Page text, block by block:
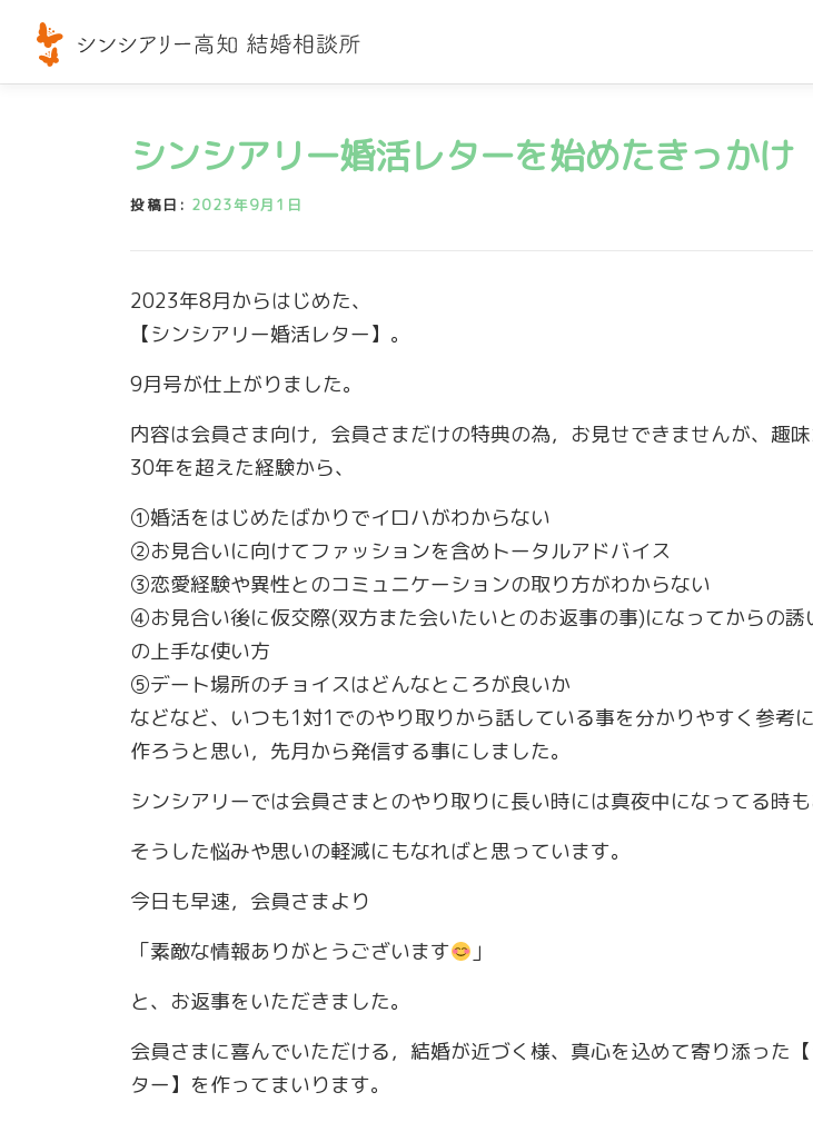
シンシアリー婚活レターを始めたきっかけ
投稿日: 2023年9月1日
2023年8月からはじめた、
【シンシアリー婚活レター】。
9月号が仕上がりました。
内容は会員さま向け，会員さまだけの特典の為，お見せできませんが、趣
30年を超えた経験から、
①婚活をはじめたばかりでイロハがわからない
②お見合いに向けてファッションを含めトータルアドバイス
③恋愛経験や異性とのコミュニケーションの取り方がわからない
④お見合い後に仮交際(双方また会いたいとのお返事の事)になってからの誘
の上手な使い方
⑤デート場所のチョイスはどんなところが良いか
などなど、いつも1対1でのやり取りから話している事を分かりやすく参考
作ろうと思い，先月から発信する事にしました。
シンシアリーでは会員さまとのやり取りに長い時には真夜中になってる時も
そうした悩みや思いの軽減にもなればと思っています。
今日も早速，会員さまより
「素敵な情報ありがとうございます
」
と、お返事をいただきました。
会員さまに喜んでいただける，結婚が近づく様、真心を込めて寄り添った
ター】を作ってまいります。